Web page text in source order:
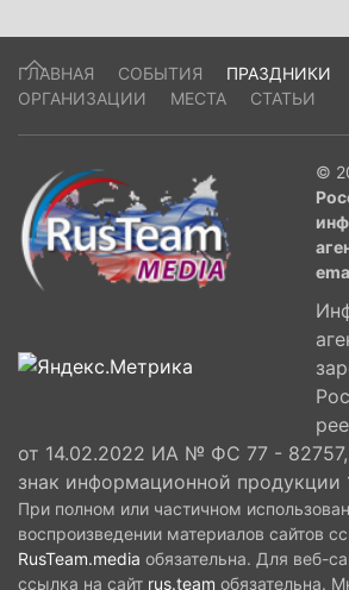
ГЛАВНАЯ СОБЫТИЯ ПРАЗДНИКИ
ОРГАНИЗАЦИИ
МЕСТА СТАТЬИ
©
от 14.02.2022 ИА № ФС 77 - 82757,
знак информационной продукции
При полном или частичном
воспроизведении материалов сайтов
RusTeam.media обязательна. Для веб-
ссылка на сайт rus.team обязательна.